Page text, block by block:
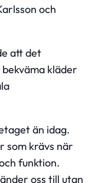
och
att det
kläder
än idag.
som krävs när
funktion.
oss till utan